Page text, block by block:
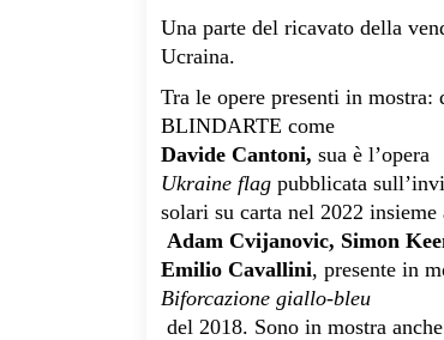
Una parte del ricavato della
Ucraina.
Tra le opere presenti in
BLINDARTE come
Davide Cantoni, sua è l’opera
Ukraine flag pubblicata
solari su carta nel 2022
Adam Cvijanovic, Simon
Emilio Cavallini, presente in
Biforcazione giallo-bleu
del 2018. Sono in mostra